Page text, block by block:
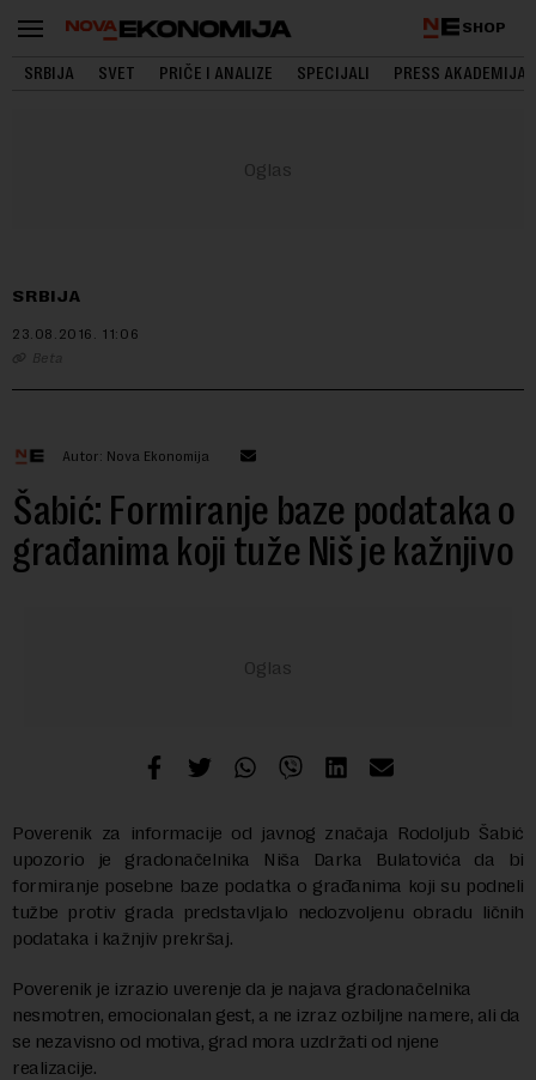
SHOP
SRBIJA SVET PRIČE I ANALIZE SPECIJALI PRESS AKADEMIJA
SRBIJA
23.08.2016. 11:06
Beta
Autor: Nova Ekonomija
Šabić: Formiranje baze podataka o
građanima koji tuže Niš je kažnjivo
Poverenik za informacije od javnog značaja Rodoljub Šabić
upozorio je gradonačelnika Niša Darka Bulatovića da bi
formiranje posebne baze podatka o građanima koji su podneli
tužbe protiv grada predstavljalo nedozvoljenu obradu ličnih
podataka i kažnjiv prekršaj.
Poverenik je izrazio uverenje da je najava gradonačelnika
nesmotren, emocionalan gest, a ne izraz ozbiljne namere, ali da
se nezavisno od motiva, grad mora uzdržati od njene
realizacije.